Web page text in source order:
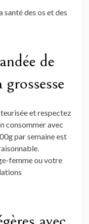
santé des os et des
de
et respectez
consommer avec
par semaine est
femme ou votre